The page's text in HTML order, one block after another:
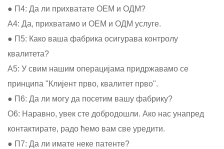
● П4: Да ли прихватате ОЕМ и ОДМ?
А4: Да, прихватамо и ОЕМ и ОДМ услуге.
● П5: Како ваша фабрика осигурава контролу
квалитета?
А5: У свим нашим операцијама придржавамо се
принципа "Клијент прво, квалитет прво".
● П6: Да ли могу да посетим вашу фабрику?
О6: Наравно, увек сте добродошли. Ако нас унапред
контактирате, радо ћемо вам све уредити.
● П7: Да ли имате неке патенте?